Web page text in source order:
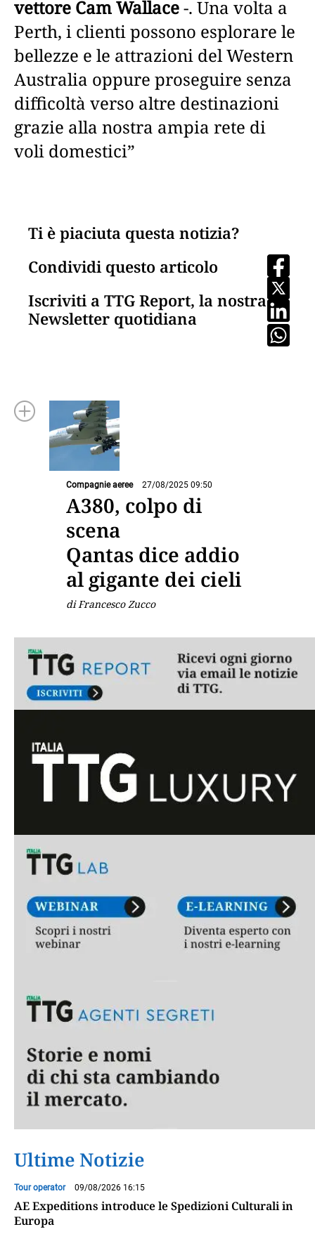
vettore Cam Wallace-. Una volta a
Perth, i clienti possono esplorare le
bellezze e le attrazioni del Western
Australia oppure proseguire senza
difficoltà verso altre destinazioni
grazie alla nostra ampia rete di
voli domestici”
Ti è piaciuta questa notizia?
Condividi questo articolo
Iscriviti a TTG Report, la nostra
Newsletter quotidiana
Compagnie aeree 27/08/2025 09:50
A380, colpo di
scena
Qantas dice addio
al gigante dei cieli
di Francesco Zucco
Ultime Notizie
Tour operator 09/08/2026 16:15
AE Expeditions introduce le Spedizioni Culturali in
Europa